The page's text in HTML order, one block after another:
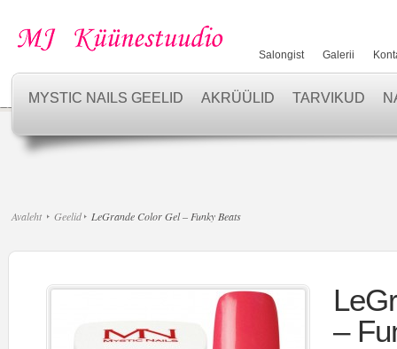
Salongist Galerii
MYSTIC NAILS GEELID AKRÜÜLID TARVIKUD
Avaleht Geelid LeGrande Color Gel – Funky Beats
–